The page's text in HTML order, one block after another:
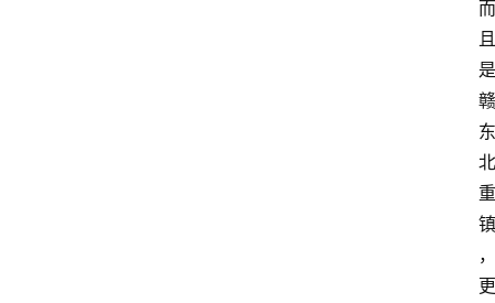
而
且
是
赣
东
北
重
镇
，
更